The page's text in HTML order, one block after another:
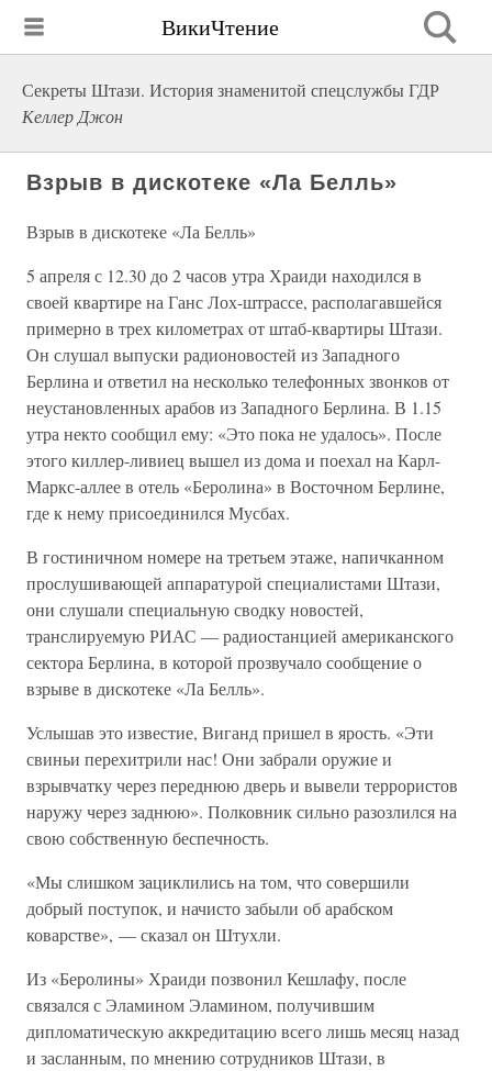
ВикиЧтение
Секреты Штази. История знаменитой спецслужбы ГДР
Келлер Джон
Взрыв в дискотеке «Ла Белль»
Взрыв в дискотеке «Ла Белль»
5 апреля с 12.30 до 2 часов утра Храиди находился в
своей квартире на Ганс Лох-штрассе, располагавшейся
примерно в трех километрах от штаб-квартиры Штази.
Он слушал выпуски радионовостей из Западного
Берлина и ответил на несколько телефонных звонков от
неустановленных арабов из Западного Берлина. В 1.15
утра некто сообщил ему: «Это пока не удалось». После
этого киллер-ливиец вышел из дома и поехал на Карл-
Маркс-аллее в отель «Беролина» в Восточном Берлине,
где к нему присоединился Мусбах.
В гостиничном номере на третьем этаже, напичканном
прослушивающей аппаратурой специалистами Штази,
они слушали специальную сводку новостей,
транслируемую РИАС — радиостанцией американского
сектора Берлина, в которой прозвучало сообщение о
взрыве в дискотеке «Ла Белль».
Услышав это известие, Виганд пришел в ярость. «Эти
свиньи перехитрили нас! Они забрали оружие и
взрывчатку через переднюю дверь и вывели террористов
наружу через заднюю». Полковник сильно разозлился на
свою собственную беспечность.
«Мы слишком зациклились на том, что совершили
добрый поступок, и начисто забыли об арабском
коварстве», — сказал он Штухли.
Из «Беролины» Храиди позвонил Кешлафу, после
связался с Эламином Эламином, получившим
дипломатическую аккредитацию всего лишь месяц назад
и засланным, по мнению сотрудников Штази, в